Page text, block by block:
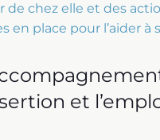
de chez elle et des
en place pour l’aider à
et